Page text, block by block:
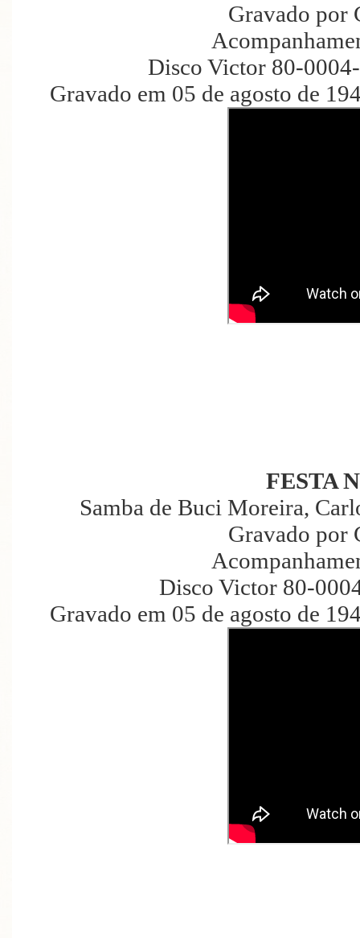
Gravado por
Disco Victor 80-
Gravado em 05 de agosto de
FESTA
Samba de Buci Moreira,
Gravado por
Disco Victor 80-
Gravado em 05 de agosto de